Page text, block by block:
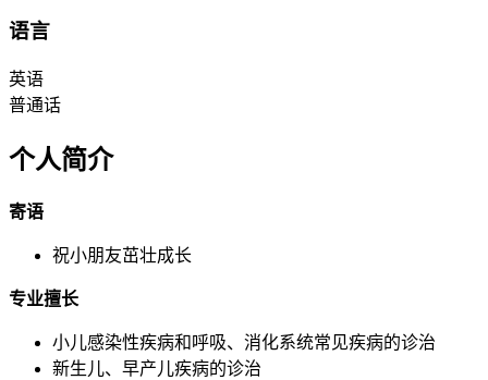
语言
英语
普通话
个人简介
寄语
祝小朋友茁壮成长
专业擅长
小儿感染性疾病和呼吸、消化系统常见疾病的诊治
新生儿、早产儿疾病的诊治